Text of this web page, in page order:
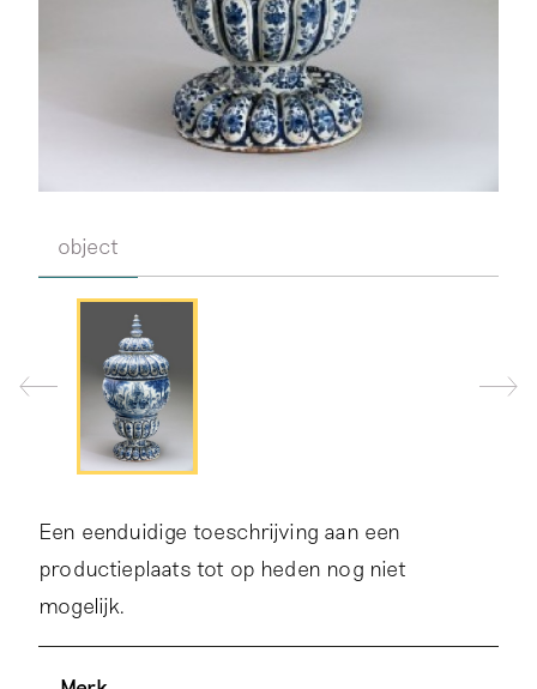
object
Een eenduidige toeschrijving aan een
productieplaats tot op heden nog niet
mogelijk.